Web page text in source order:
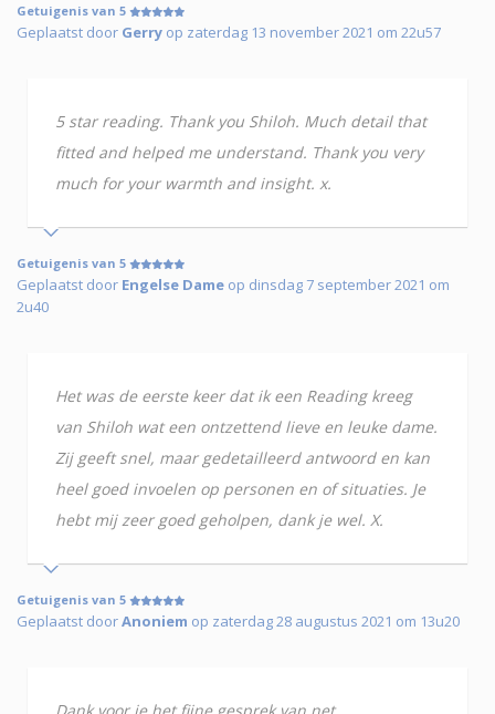
Getuigenis van 5
Geplaatst door Gerry op zaterdag 13 november 2021 om 22u57
5 star reading. Thank you Shiloh. Much detail that
fitted and helped me understand. Thank you very
much for your warmth and insight. x.
Getuigenis van 5
Geplaatst door Engelse Dame op dinsdag 7 september 2021 om
2u40
Het was de eerste keer dat ik een Reading kreeg
van Shiloh wat een ontzettend lieve en leuke dame.
Zij geeft snel, maar gedetailleerd antwoord en kan
heel goed invoelen op personen en of situaties. Je
hebt mij zeer goed geholpen, dank je wel. X.
Getuigenis van 5
Geplaatst doorAnoniem op zaterdag 28 augustus 2021 om 13u20